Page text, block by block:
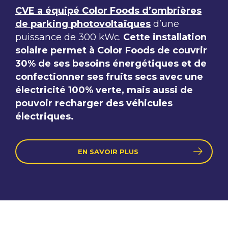
CVE a équipé Color Foods d’ombrières
de parking photovoltaïques d’une
puissance de 300 kWc. Cette installation
solaire permet à Color Foods de couvrir
30% de ses besoins énergétiques et de
confectionner ses fruits secs avec une
électricité 100% verte, mais aussi de
pouvoir recharger des véhicules
électriques.
EN SAVOIR PLUS